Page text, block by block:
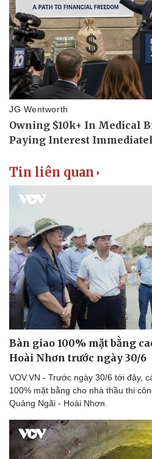
Doanh nghiệp
Thông tin doanh nghiệp
Doanh nghiệp 24h
Doanh nhân
Vì cộng đồng
Tin liên quan
Bàn giao 100% mặt bằng
Hoài Nhơn trước ngày 30/6
VOV.VN - Trước ngày 30/6 tới đây,
100% mặt bằng cho nhà thầu thi
Quảng Ngãi - Hoài Nhơn.